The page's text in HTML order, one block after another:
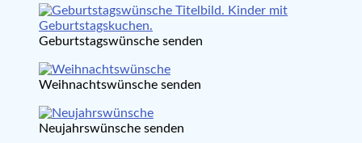
Geburtstagswünsche senden
Weihnachtswünsche senden
Neujahrswünsche senden